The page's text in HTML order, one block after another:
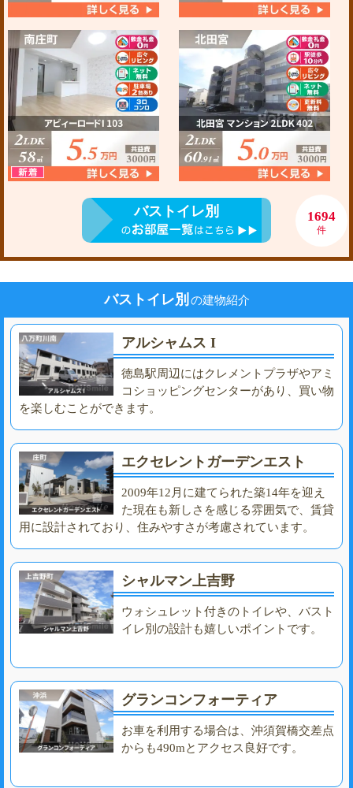
バストイレ別 1694
件
バストイレ別 の建物紹介
アルシャムス I
徳島駅周辺にはクレメントプラザやアミ
コショッピングセンターがあり、買い物
を楽しむことができます。
エクセレントガーデンエスト
2009年12月に建てられた築14年を迎え
た現在も新しさを感じる雰囲気で、賃貸
用に設計されており、住みやすさが考慮されています。
シャルマン上吉野
ウォシュレット付きのトイレや、バスト
イレ別の設計も嬉しいポイントです。
グランコンフォーティア
お車を利用する場合は、沖須賀橋交差点
からも490mとアクセス良好です。